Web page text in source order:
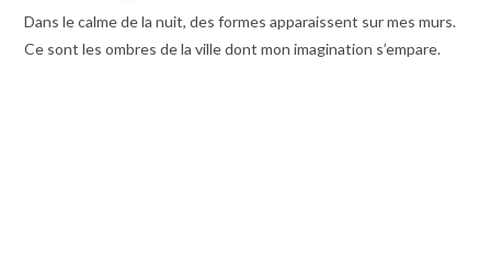
Dans le calme de la nuit, des formes apparaissent sur mes murs.
Ce sont les ombres de la ville dont mon imagination s’empare.